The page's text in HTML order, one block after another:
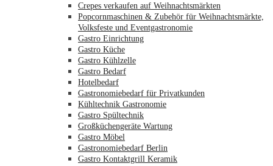
Crepes verkaufen auf Weihnachtsmärkten
Popcornmaschinen & Zubehör für Weihnachtsmärkte,
Volksfeste und Eventgastronomie
Gastro Einrichtung
Gastro Küche
Gastro Kühlzelle
Gastro Bedarf
Hotelbedarf
Gastronomiebedarf für Privatkunden
Kühltechnik Gastronomie
Gastro Spültechnik
Großküchengeräte Wartung
Gastro Möbel
Gastronomiebedarf Berlin
Gastro Kontaktgrill Keramik